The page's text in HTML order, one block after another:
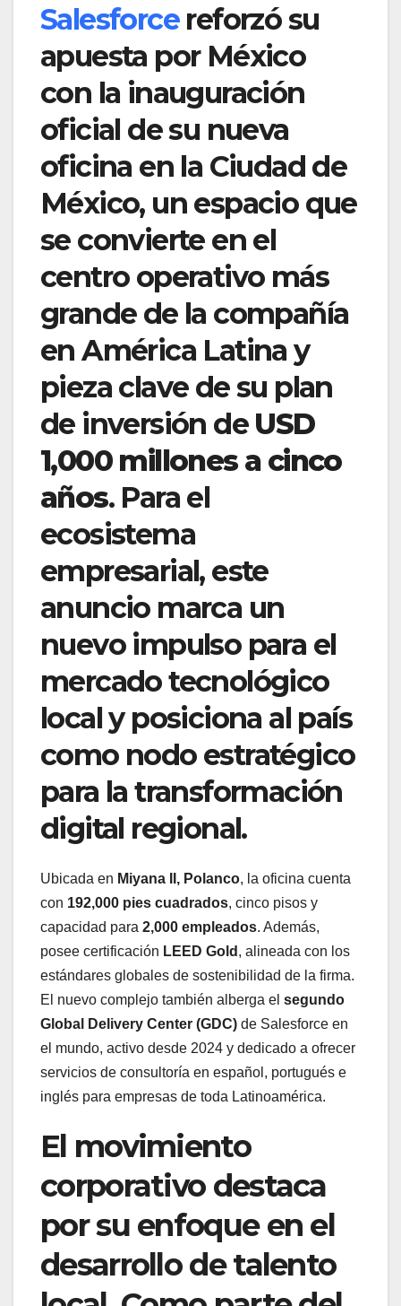
Salesforcereforzó su
apuesta por México
con la inauguración
oficial de su nueva
oficina en la Ciudad de
México, un espacio que
se convierte en el
centro operativo más
grande de la compañía
en América Latina y
pieza clave de su plan
de inversión de USD
1,000 millones a cinco
años. Para el
ecosistema
empresarial, este
anuncio marca un
nuevo impulso para el
mercado tecnológico
local y posiciona al país
como nodo estratégico
para la transformación
digital regional.
Ubicada en Miyana II, Polanco, la oficina cuenta
con 192,000 pies cuadrados, cinco pisos y
capacidad para 2,000 empleados. Además,
posee certificación LEED Gold , alineada con los
estándares globales de sostenibilidad de la firma.
El nuevo complejo también alberga el segundo
Global Delivery Center (GDC) de Salesforce en
el mundo, activo desde 2024 y dedicado a ofrecer
servicios de consultoría en español, portugués e
inglés para empresas de toda Latinoamérica.
El movimiento
corporativo destaca
por su enfoque en el
desarrollo de talento